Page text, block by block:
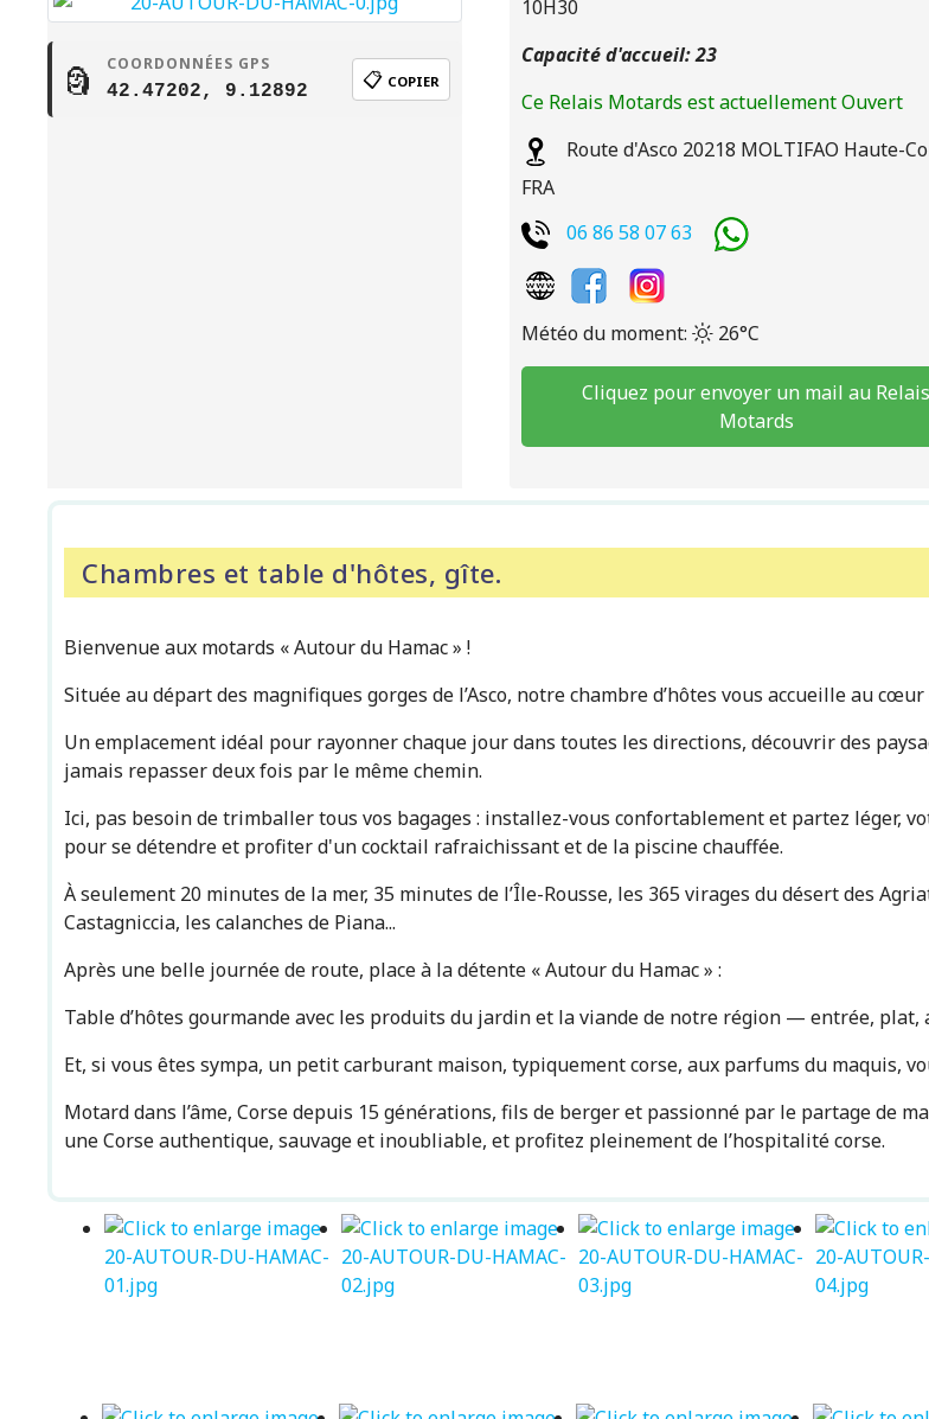
🗿 COORDONNÉES GPS
42.47202, 9.12892 📋 COPIER
10H30
Capacité d'accueil: 23
Ce Relais Motards est actuellement Ouvert
Route d'Asco 20218 MOLTIFAO Haute-
FRA
06 86 58 07 63
Météo du moment: 26°C
Cliquez pour envoyer un mail au Relais
Motards
Chambres et table d'hôtes, gîte.
Bienvenue aux motards « Autour du Hamac » !
Située au départ des magnifiques gorges de l’Asco, notre chambre d’hôtes vous accueille au
Un emplacement idéal pour rayonner chaque jour dans toutes les directions, découvrir des
jamais repasser deux fois par le même chemin.
Ici, pas besoin de trimballer tous vos bagages : installez-vous confortablement et partez léger,
pour se détendre et profiter d'un cocktail rafraichissant et de la piscine chauffée.
À seulement 20 minutes de la mer, 35 minutes de l’Île-Rousse, les 365 virages du désert des
Castagniccia, les calanches de Piana...
Après une belle journée de route, place à la détente « Autour du Hamac » :
Table d’hôtes gourmande avec les produits du jardin et la viande de notre région — entrée, plat,
Et, si vous êtes sympa, un petit carburant maison, typiquement corse, aux parfums du maquis,
Motard dans l’âme, Corse depuis 15 générations, fils de berger et passionné par le partage de
une Corse authentique, sauvage et inoubliable, et profitez pleinement de l’hospitalité corse.